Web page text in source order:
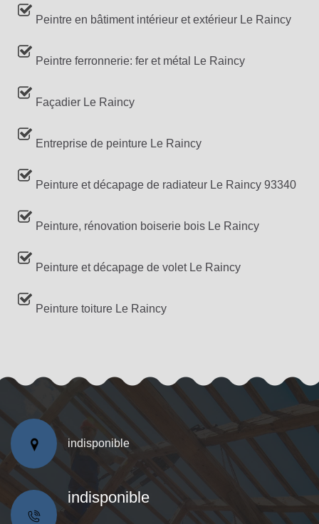
Peintre en bâtiment intérieur et extérieur Le Raincy
Peintre ferronnerie: fer et métal Le Raincy
Façadier Le Raincy
Entreprise de peinture Le Raincy
Peinture et décapage de radiateur Le Raincy 93340
Peinture, rénovation boiserie bois Le Raincy
Peinture et décapage de volet Le Raincy
Peinture toiture Le Raincy
indisponible
indisponible